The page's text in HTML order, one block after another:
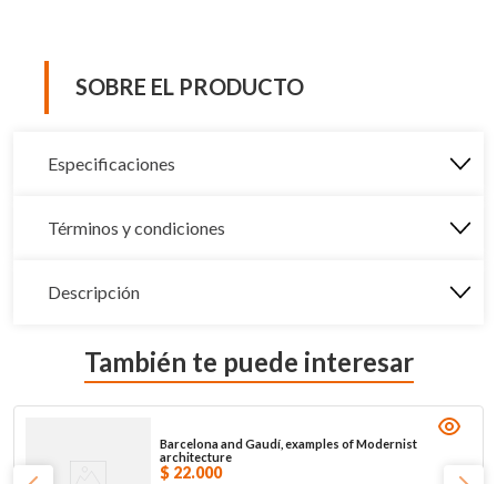
SOBRE EL PRODUCTO
Especificaciones
Términos y condiciones
Descripción
También te puede interesar
Barcelona and Gaudí, examples of Modernist
architecture
$ 22.000